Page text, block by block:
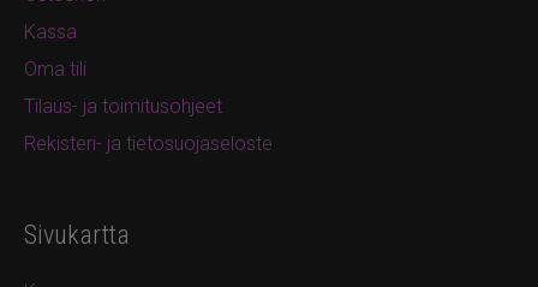
Kassa
Oma tili
Tilaus- ja toimitusohjeet
Rekisteri- ja tietosuojaseloste
Sivukartta